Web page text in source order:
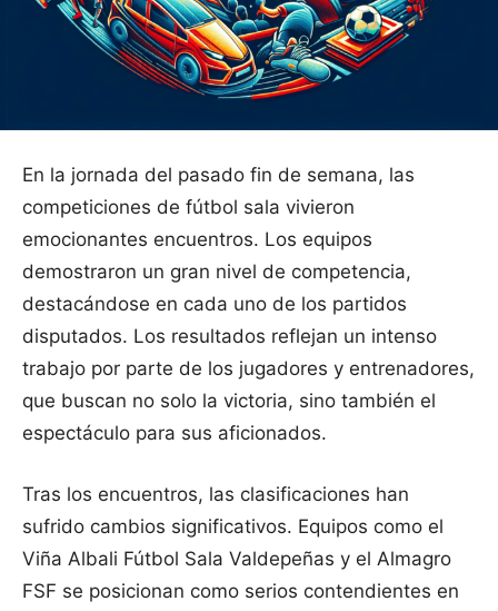
En la jornada del pasado fin de semana, las
competiciones de fútbol sala vivieron
emocionantes encuentros. Los equipos
demostraron un gran nivel de competencia,
destacándose en cada uno de los partidos
disputados. Los resultados reflejan un intenso
trabajo por parte de los jugadores y entrenadores,
que buscan no solo la victoria, sino también el
espectáculo para sus aficionados.
Tras los encuentros, las clasificaciones han
sufrido cambios significativos. Equipos como el
Viña Albali Fútbol Sala Valdepeñas y el Almagro
FSF se posicionan como serios contendientes en